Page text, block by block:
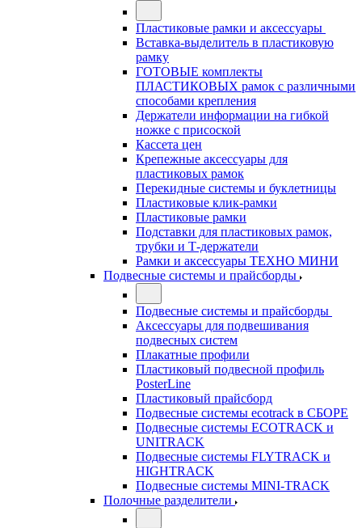
Пластиковые рамки и аксессуары
Вставка-выделитель в пластиковую
рамку
ГОТОВЫЕ комплекты
ПЛАСТИКОВЫХ рамок с различными
способами крепления
Держатели информации на гибкой
ножке с присоской
Кассета цен
Крепежные аксессуары для
пластиковых рамок
Перекидные системы и буклетницы
Пластиковые клик-рамки
Пластиковые рамки
Подставки для пластиковых рамок,
трубки и Т-держатели
Рамки и аксессуары ТЕХНО МИНИ
Подвесные системы и прайсборды
Подвесные системы и прайсборды
Аксессуары для подвешивания
подвесных систем
Плакатные профили
Пластиковый подвесной профиль
PosterLine
Пластиковый прайсборд
Подвесные системы ecotrack в СБОРЕ
Подвесные системы ECOTRACK и
UNITRACK
Подвесные системы FLYTRACK и
HIGHTRACK
Подвесные системы MINI-TRACK
Полочные разделители